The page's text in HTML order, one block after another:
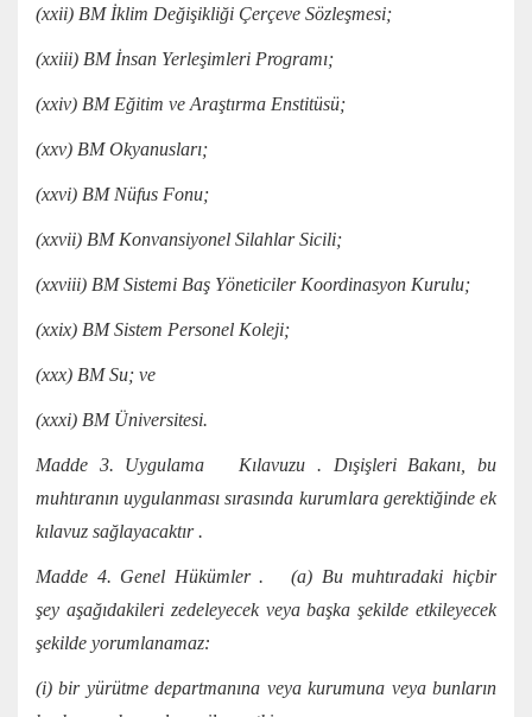
(xxii) BM İklim Değişikliği Çerçeve Sözleşmesi;
(xxiii) BM İnsan Yerleşimleri Programı;
(xxiv) BM Eğitim ve Araştırma Enstitüsü;
(xxv) BM Okyanusları;
(xxvi) BM Nüfus Fonu;
(xxvii) BM Konvansiyonel Silahlar Sicili;
(xxviii) BM Sistemi Baş Yöneticiler Koordinasyon Kurulu;
(xxix) BM Sistem Personel Koleji;
(xxx) BM Su; ve
(xxxi) BM Üniversitesi.
Madde 3. Uygulama Kılavuzu . Dışişleri Bakanı, bu
muhtıranın uygulanması sırasında kurumlara gerektiğinde ek
kılavuz sağlayacaktır .
Madde 4. Genel Hükümler . (a) Bu muhtıradaki hiçbir
şey aşağıdakileri zedeleyecek veya başka şekilde etkileyecek
şekilde yorumlanamaz:
(i) bir yürütme departmanına veya kurumuna veya bunların